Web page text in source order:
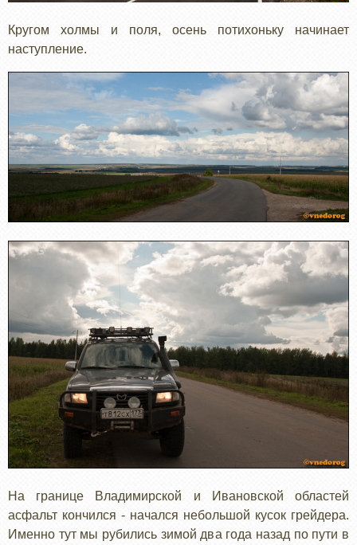
Кругом холмы и поля, осень потихоньку начинает
наступление.
На границе Владимирской и Ивановской областей
асфальт кончился - начался небольшой кусок грейдера.
Именно тут мы рубились зимой два года назад по пути в